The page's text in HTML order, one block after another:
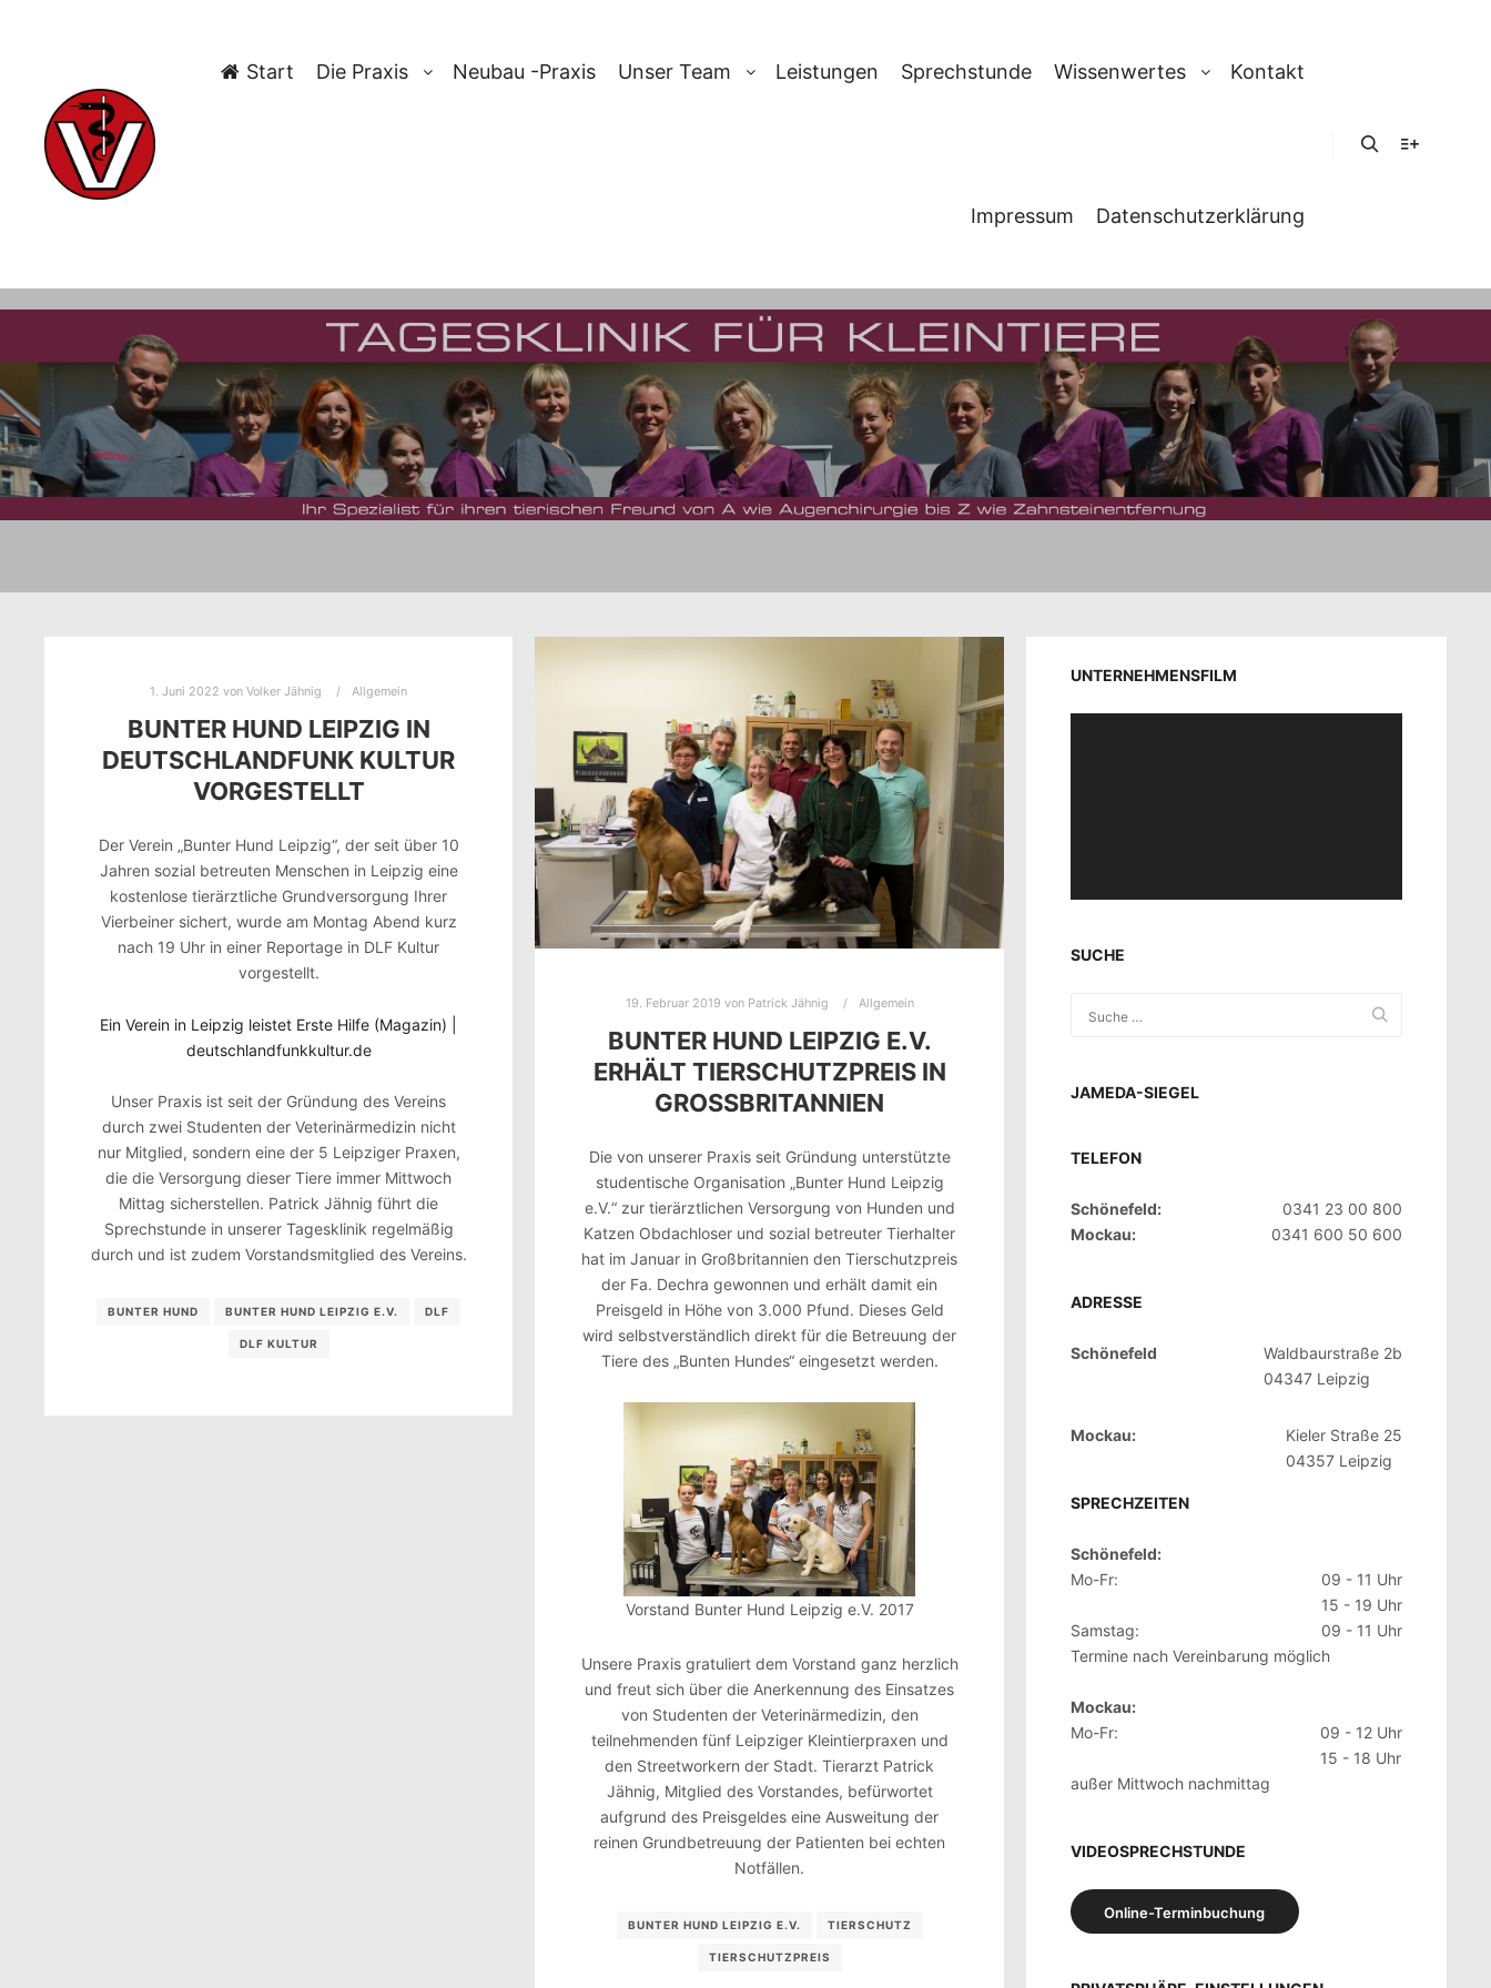
Start Die Praxis Neubau -Praxis Unser Team Leistungen Sprechstunde Wissenwertes Kontakt
Impressum Datenschutzerklärung
TAG-ARCHIV:BUNTER HUND LEIPZIG
E.V.
1. Juni 2022 vonVolker Jähnig Allgemein
BUNTER HUND LEIPZIG IN
DEUTSCHLANDFUNK KULTUR
VORGESTELLT
Der Verein „Bunter Hund Leipzig“, der seit über 10
Jahren sozial betreuten Menschen in Leipzig eine
kostenlose tierärztliche Grundversorgung Ihrer
Vierbeiner sichert, wurde am Montag Abend kurz
nach 19 Uhr in einer Reportage in DLF Kultur
vorgestellt.
Ein Verein in Leipzig leistet Erste Hilfe (Magazin) |
deutschlandfunkkultur.de
Unser Praxis ist seit der Gründung des Vereins
durch zwei Studenten der Veterinärmedizin nicht
nur Mitglied, sondern eine der 5 Leipziger Praxen,
die die Versorgung dieser Tiere immer Mittwoch
Mittag sicherstellen. Patrick Jähnig führt die
Sprechstunde in unserer Tagesklinik regelmäßig
durch und ist zudem Vorstandsmitglied des Vereins.
BUNTER HUND BUNTER HUND LEIPZIG E.V. DLF
DLF KULTUR
19. Februar 2019 von Patrick Jähnig Allgemein
BUNTER HUND LEIPZIG E.V.
ERHÄLT TIERSCHUTZPREIS IN
GROSSBRITANNIEN
Die von unserer Praxis seit Gründung unterstützte
studentische Organisation „Bunter Hund Leipzig
e.V.“ zur tierärztlichen Versorgung von Hunden und
Katzen Obdachloser und sozial betreuter Tierhalter
hat im Januar in Großbritannien den Tierschutzpreis
der Fa. Dechra gewonnen und erhält damit ein
Preisgeld in Höhe von 3.000 Pfund. Dieses Geld
wird selbstverständlich direkt für die Betreuung der
Tiere des „Bunten Hundes“ eingesetzt werden.
Vorstand Bunter Hund Leipzig e.V. 2017
Unsere Praxis gratuliert dem Vorstand ganz herzlich
und freut sich über die Anerkennung des Einsatzes
von Studenten der Veterinärmedizin, den
teilnehmenden fünf Leipziger Kleintierpraxen und
den Streetworkern der Stadt. Tierarzt Patrick
Jähnig, Mitglied des Vorstandes, befürwortet
aufgrund des Preisgeldes eine Ausweitung der
reinen Grundbetreuung der Patienten bei echten
Notfällen.
BUNTER HUND LEIPZIG E.V. TIERSCHUTZ
TIERSCHUTZPREIS
UNTERNEHMENSFILM
SUCHE
JAMEDA-SIEGEL
TELEFON
Schönefeld:
0341 23 00 800
Mockau:
0341 600 50 600
ADRESSE
Schönefeld
Waldbaurstraße 2b
04347 Leipzig
Mockau:
Kieler Straße 25
04357 Leipzig
SPRECHZEITEN
Schönefeld:
Mo-Fr:
09 - 11 Uhr
15 - 19 Uhr
Samstag:
09 - 11 Uhr
Termine nach Vereinbarung möglich
Mockau:
Mo-Fr:
09 - 12 Uhr
15 - 18 Uhr
außer Mittwoch nachmittag
VIDEOSPRECHSTUNDE
Online-Terminbuchung